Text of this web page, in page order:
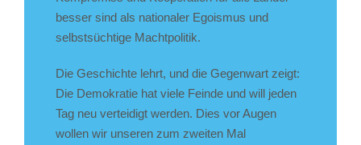
besser sind als nationaler Egoismus und
selbstsüchtige Machtpolitik.
Die Geschichte lehrt, und die Gegenwart zeigt:
Die Demokratie hat viele Feinde und will jeden
Tag neu verteidigt werden. Dies vor Augen
wollen wir unseren zum zweiten Mal